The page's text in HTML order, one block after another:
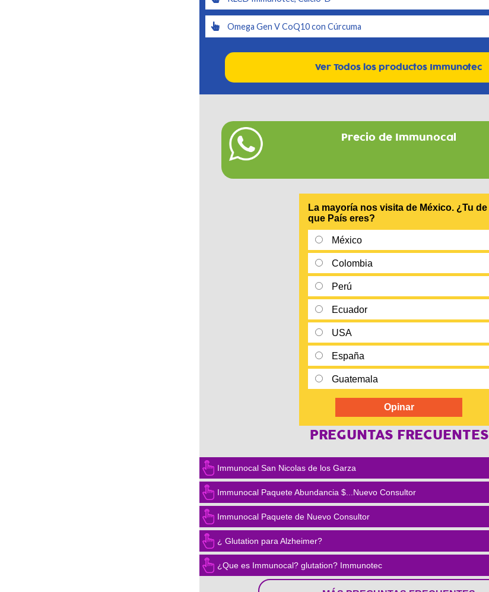
Omega Gen V CoQ10 con Cúrcuma
Ver Todos los productos Immunotec
Precio de Immunocal
La mayoría nos visita de México. ¿Tu de
que País eres?
México
Colombia
Perú
Ecuador
USA
España
Guatemala
PREGUNTAS FRECUENTES
Immunocal San Nicolas de los Garza
Immunocal Paquete Abundancia $...Nuevo Consultor
Immunocal Paquete de Nuevo Consultor
¿ Glutation para Alzheimer?
¿Que es Immunocal? glutation? Immunotec